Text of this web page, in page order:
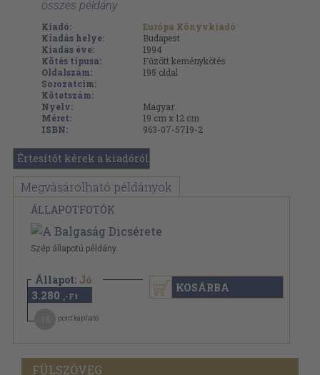
összes példány
Kiadó:
Európa Könyvkiadó
Kiadás helye:
Budapest
Kiadás éve:
1994
Kötés típusa:
Fűzött keménykötés
Oldalszám:
195 oldal
Sorozatcím:
Kötetszám:
Nyelv:
Magyar
Méret:
19 cm x 12 cm
ISBN:
963-07-5719-2
Értesítőt kérek a kiadóról
Megvásárolható példányok
ÁLLAPOTFOTÓK
Szép állapotú példány.
Állapot: Jó
3.280 ,-Ft
pont kapható
KOSÁRBA
FÜLSZÖVEG